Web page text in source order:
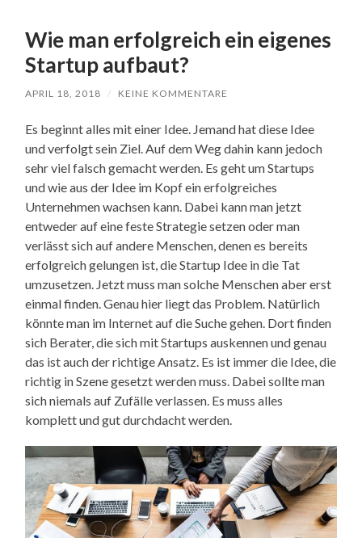
Wie man erfolgreich ein eigenes
Startup aufbaut?
APRIL 18, 2018 / KEINE KOMMENTARE
Es beginnt alles mit einer Idee. Jemand hat diese Idee
und verfolgt sein Ziel. Auf dem Weg dahin kann jedoch
sehr viel falsch gemacht werden. Es geht um Startups
und wie aus der Idee im Kopf ein erfolgreiches
Unternehmen wachsen kann. Dabei kann man jetzt
entweder auf eine feste Strategie setzen oder man
verlässt sich auf andere Menschen, denen es bereits
erfolgreich gelungen ist, die Startup Idee in die Tat
umzusetzen. Jetzt muss man solche Menschen aber erst
einmal finden. Genau hier liegt das Problem. Natürlich
könnte man im Internet auf die Suche gehen. Dort finden
sich Berater, die sich mit Startups auskennen und genau
das ist auch der richtige Ansatz. Es ist immer die Idee, die
richtig in Szene gesetzt werden muss. Dabei sollte man
sich niemals auf Zufälle verlassen. Es muss alles
komplett und gut durchdacht werden.